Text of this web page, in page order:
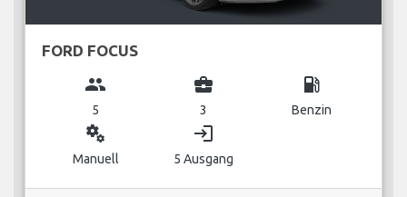
FORD FOCUS
group
5
business_center
3
local_gas_station
Benzin
miscellaneous_services
Manuell
login
5 Ausgang